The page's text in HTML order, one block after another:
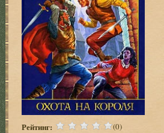
Рейтинг: (0)